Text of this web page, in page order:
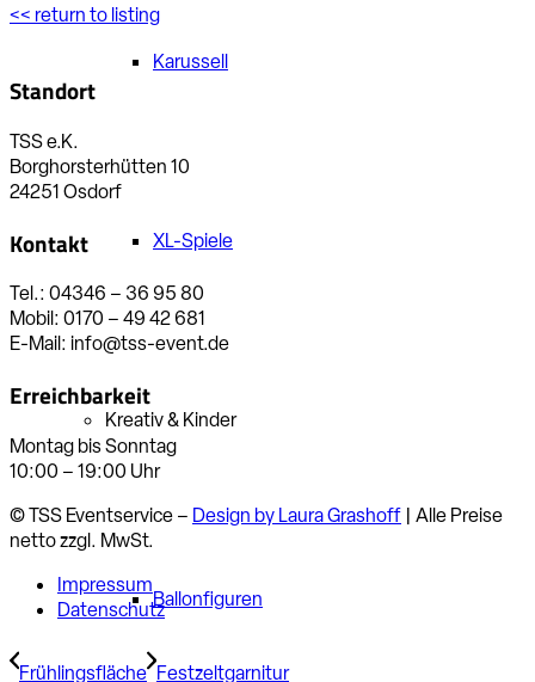
Karussell
XL-Spiele
Kreativ & Kinder
Ballonfiguren
<< return to listing
Standort
TSS e.K.
Borghorsterhütten 10
24251 Osdorf
Kontakt
Tel.: 04346 – 36 95 80
Mobil: 0170 – 49 42 681
E-Mail: info@tss-event.de
Erreichbarkeit
Montag bis Sonntag
10:00 – 19:00 Uhr
© TSS Eventservice – Design by Laura Grashoff | Alle Preise
netto zzgl. MwSt.
Impressum
Datenschutz
Frühlingsfläche Festzeltgarnitur